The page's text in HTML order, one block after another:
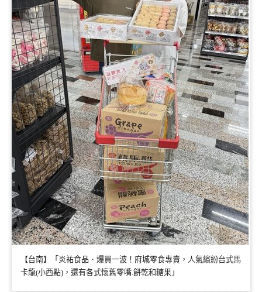
【台南】「炎祐食品．爆買一波！府城零食專賣，人氣繽紛台式馬
卡龍(小西點)，還有各式懷舊零嘴.餅乾和糖果」